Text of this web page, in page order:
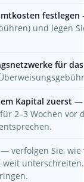
festlegen
und legen
für
Kapital zuerst —
2–3 Wochen
— verfolgen Sie, wie